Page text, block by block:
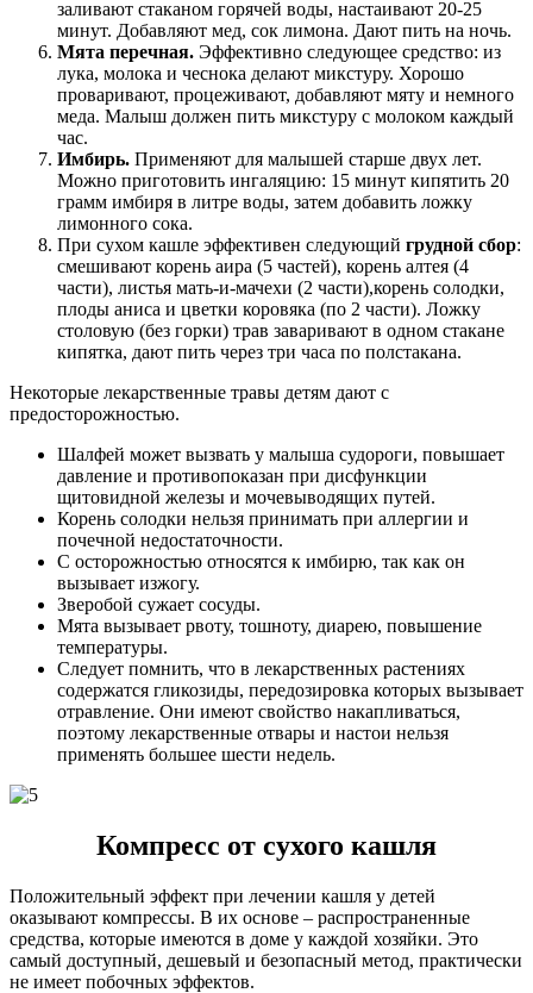
заливают стаканом горячей воды, настаивают 20-25
минут. Добавляют мед, сок лимона. Дают пить на ночь.
Мята перечная. Эффективно следующее средство: из
лука, молока и чеснока делают микстуру. Хорошо
проваривают, процеживают, добавляют мяту и немного
меда. Малыш должен пить микстуру с молоком каждый
час.
Имбирь. Применяют для малышей старше двух лет.
Можно приготовить ингаляцию: 15 минут кипятить 20
грамм имбиря в литре воды, затем добавить ложку
лимонного сока.
При сухом кашле эффективен следующий грудной сбор:
смешивают корень аира (5 частей), корень алтея (4
части), листья мать-и-мачехи (2 части),корень солодки,
плоды аниса и цветки коровяка (по 2 части). Ложку
столовую (без горки) трав заваривают в одном стакане
кипятка, дают пить через три часа по полстакана.
Некоторые лекарственные травы детям дают с
предосторожностью.
Шалфей может вызвать у малыша судороги, повышает
давление и противопоказан при дисфункции
щитовидной железы и мочевыводящих путей.
Корень солодки нельзя принимать при аллергии и
почечной недостаточности.
С осторожностью относятся к имбирю, так как он
вызывает изжогу.
Зверобой сужает сосуды.
Мята вызывает рвоту, тошноту, диарею, повышение
температуры.
Следует помнить, что в лекарственных растениях
содержатся гликозиды, передозировка которых вызывает
отравление. Они имеют свойство накапливаться,
поэтому лекарственные отвары и настои нельзя
применять большее шести недель.
Компресс от сухого кашля
Положительный эффект при лечении кашля у детей
оказывают компрессы. В их основе – распространенные
средства, которые имеются в доме у каждой хозяйки. Это
самый доступный, дешевый и безопасный метод, практически
не имеет побочных эффектов.